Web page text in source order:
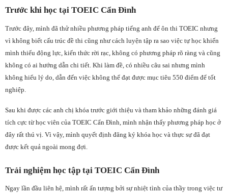
Trước khi học tại TOEIC Cẩn Đình
Trước đây, mình đã thử nhiều phương pháp tiếng anh để ôn thi TOEIC nhưng
vì không biết cấu trúc đề thi cũng như cách luyện tập ra sao việc tự học khiến
mình thiếu động lực, kiến thức rời rạc, không có phương pháp rõ ràng và cũng
không có ai hướng dẫn chi tiết. Khi làm đề, có nhiều câu sai nhưng mình
không hiểu lý do, dẫn đến việc không thể đạt được mục tiêu 550 điểm để tốt
nghiệp.
Sau khi được các anh chị khóa trước giới thiệu và tham khảo những đánh giá
tích cực từ học viên của TOEIC Cẩn Đình, mình nhận thấy phương pháp học ở
đây rất thú vị. Vì vậy, mình quyết định đăng ký khóa học và thực sự đã đạt
được kết quả ngoài mong đợi.
Trải nghiệm học tập tại TOEIC Cẩn Đình
Ngay lần đầu liên hệ, mình rất ấn tượng bởi sự nhiệt tình của thầy trong việc tư